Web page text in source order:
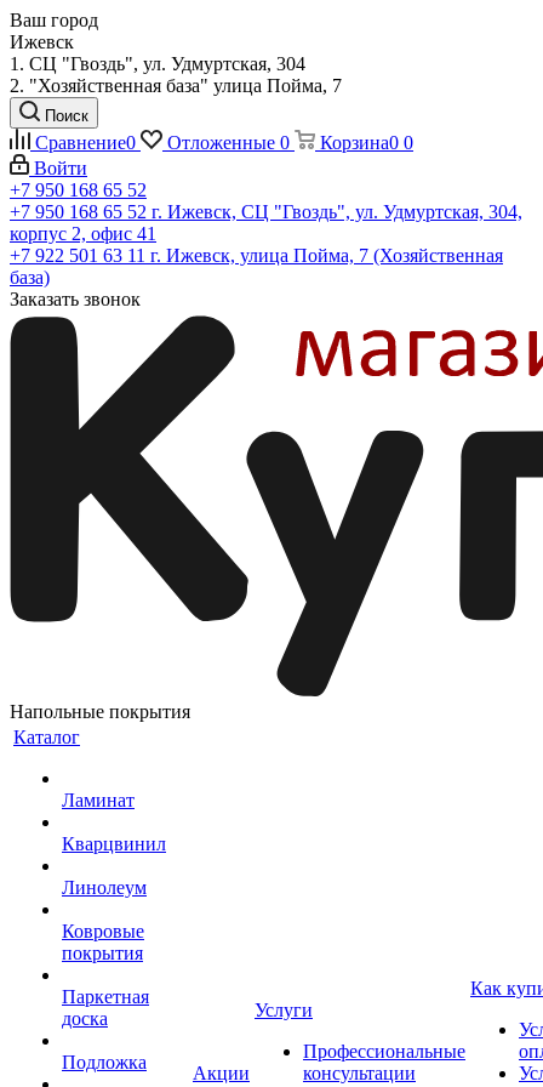
Ваш город
Ижевск
1. СЦ "Гвоздь", ул. Удмуртская, 304
2. "Хозяйственная база" улица Пойма, 7
Поиск
Сравнение0 Отложенные 0 Корзина0 0
Войти
+7 950 168 65 52
+7 950 168 65 52 г. Ижевск, СЦ "Гвоздь", ул. Удмуртская, 304,
корпус 2, офис 41
+7 922 501 63 11 г. Ижевск, улица Пойма, 7 (Хозяйственная
база)
Заказать звонок
Напольные покрытия
Каталог
Ламинат
Кварцвинил
Линолеум
Ковровые
покрытия
Паркетная
доска
Подложка
Акции
Услуги
Профессиональные
консультации
Как